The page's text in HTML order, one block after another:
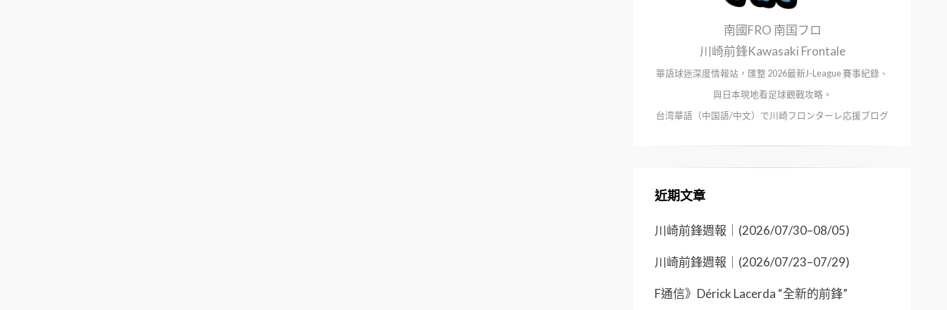
南國FRO 南国フロ
川崎前鋒Kawasaki Frontale
華語球迷深度情報站，匯整 2026最新J-League 賽事紀錄、
與日本現地看足球觀戰攻略。
台湾華語（中国語/中文）で川崎フロンターレ応援ブログ
近期文章
川崎前鋒週報｜(2026/07/30–08/05)
川崎前鋒週報｜(2026/07/23–07/29)
F通信》Dérick Lacerda “全新的前鋒”